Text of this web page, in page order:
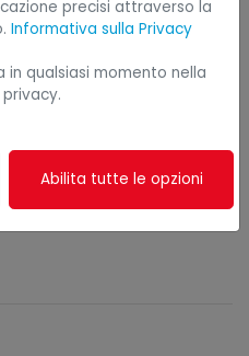
precisi attraverso la
Informativa sulla Privacy
in qualsiasi momento nella
Abilita tutte le opzioni